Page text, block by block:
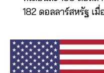
182 ดอลลาร์สหรัฐ เ